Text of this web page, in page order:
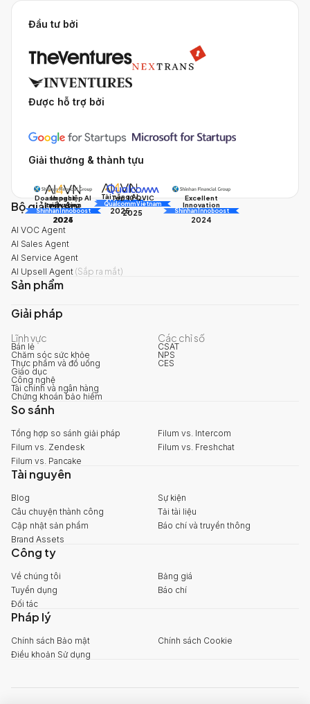
Đầu tư bởi
Được hỗ trợ bởi
Giải thưởng & thành tựu
Doanh nghiệp AI
triển vọng
AI Awards
2025
Tài năng AI
AI Awards
2025
Excellent
Innovation
Shinhan Innoboost
2024
Impact
Innovation
Shinhan Innoboost
2024
Top 10 QVIC
Qualcomm Vietnam
2025
Bộ giải pháp
AI VOC Agent
AI Sales Agent
AI Service Agent
AI Upsell Agent (Sắp ra mắt)
Sản phẩm
Giải pháp
Lĩnh vực
Bán lẻ
Chăm sóc sức khỏe
Thực phẩm và đồ uống
Giáo dục
Công nghệ
Tài chính và ngân hàng
Chứng khoán bảo hiểm
Các chỉ số
CSAT
NPS
CES
So sánh
Tổng hợp so sánh giải pháp
Filum vs. Intercom
Filum vs. Zendesk
Filum vs. Freshchat
Filum vs. Pancake
Tài nguyên
Blog
Sự kiện
Câu chuyện thành công
Tải tài liệu
Cập nhật sản phẩm
Báo chí và truyền thông
Brand Assets
Công ty
Về chúng tôi
Bảng giá
Tuyển dụng
Báo chí
Đối tác
Pháp lý
Chính sách Bảo mật
Chính sách Cookie
Điều khoản Sử dụng